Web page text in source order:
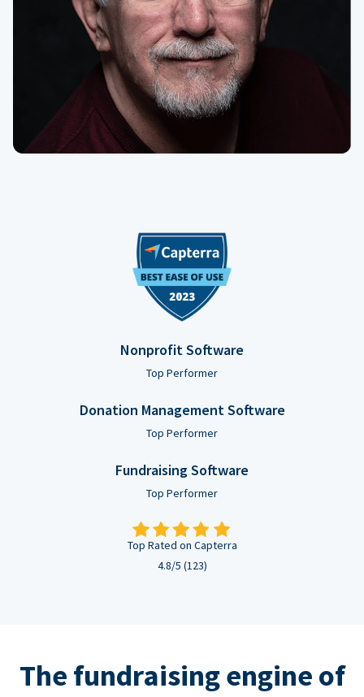
Nonprofit Software
Top Performer
Donation Management Software
Top Performer
Fundraising Software
Top Performer
Top Rated on Capterra
4.8/5 (123)
The fundraising engine of